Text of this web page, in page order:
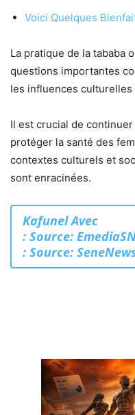
Voici Quelques
La pratique de la tababa
questions importantes
les influences
Il est crucial de
protéger la santé des
contextes culturels et
sont enracinées.
KafunelAvec
: Source:
: Source: